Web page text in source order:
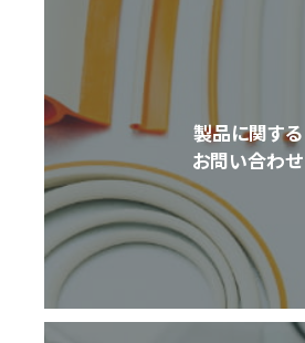
製品に関する
お問い合わせ